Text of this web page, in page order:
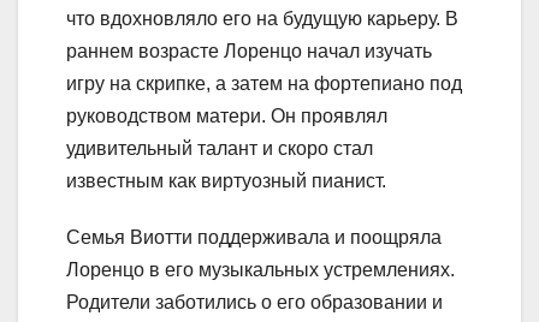
что вдохновляло его на будущую карьеру. В
раннем возрасте Лоренцо начал изучать
игру на скрипке, а затем на фортепиано под
руководством матери. Он проявлял
удивительный талант и скоро стал
известным как виртуозный пианист.
Семья Виотти поддерживала и поощряла
Лоренцо в его музыкальных устремлениях.
Родители заботились о его образовании и